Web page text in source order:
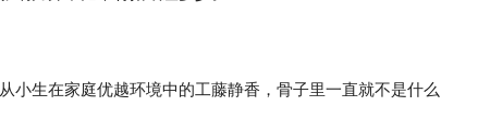
小生在家庭优越环境中的工藤静香，骨子里一直就不是什么